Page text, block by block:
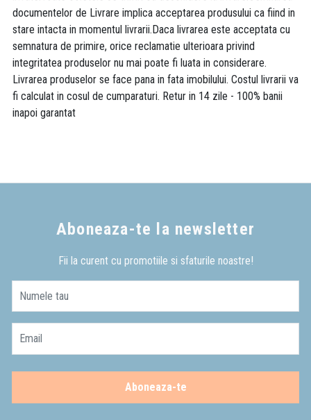
documentelor de Livrare implica acceptarea produsului ca fiind in
stare intacta in momentul livrarii.Daca livrarea este acceptata cu
semnatura de primire, orice reclamatie ulterioara privind
integritatea produselor nu mai poate fi luata in considerare.
Livrarea produselor se face pana in fata imobilului. Costul livrarii va
fi calculat in cosul de cumparaturi. Retur in 14 zile - 100% banii
inapoi garantat
Aboneaza-te la newsletter
Fii la curent cu promotiile si sfaturile noastre!
Numele tau
Email
Aboneaza-te